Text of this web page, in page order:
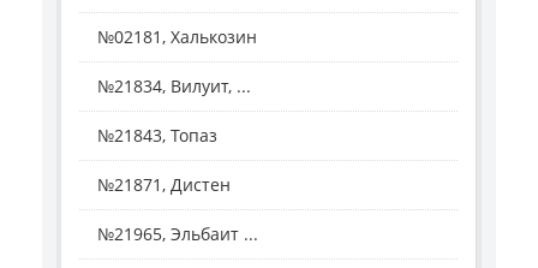
№02181, Халькозин
№21834, Вилуит, ...
№21843, Топаз
№21871, Дистен
№21965, Эльбаит ...